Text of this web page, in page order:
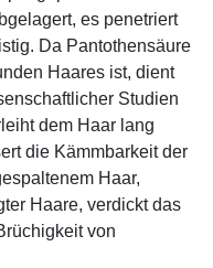
es penetriert
Da Pantothensäure
Haares ist, dient
Studien
dem Haar lang
die Kämmbarkeit der
Haar,
Haare, verdickt das
von